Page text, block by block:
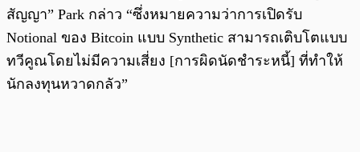
สัญญา” Park กล่าว “ซึ่งหมายความว่าการเปิดรับ
Notional ของ Bitcoin แบบ Synthetic สามารถเติบโตแบบ
ทวีคูณโดยไม่มีความเสี่ยง [การผิดนัดชำระหนี้] ที่ทำให้
นักลงทุนหวาดกลัว”